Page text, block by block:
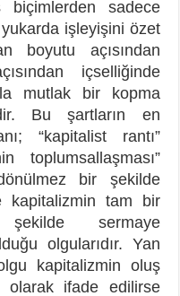
biçimlerden sadece
işleyişini özet
boyutu açısından
içselliğinde
mutlak bir kopma
Bu şartların en
“kapitalist rantı”
toplumsallaşması”
bir şekilde
kapitalizmin tam bir
şekilde sermaye
olgularıdır. Yan
kapitalizmin oluş
ifade edilirse